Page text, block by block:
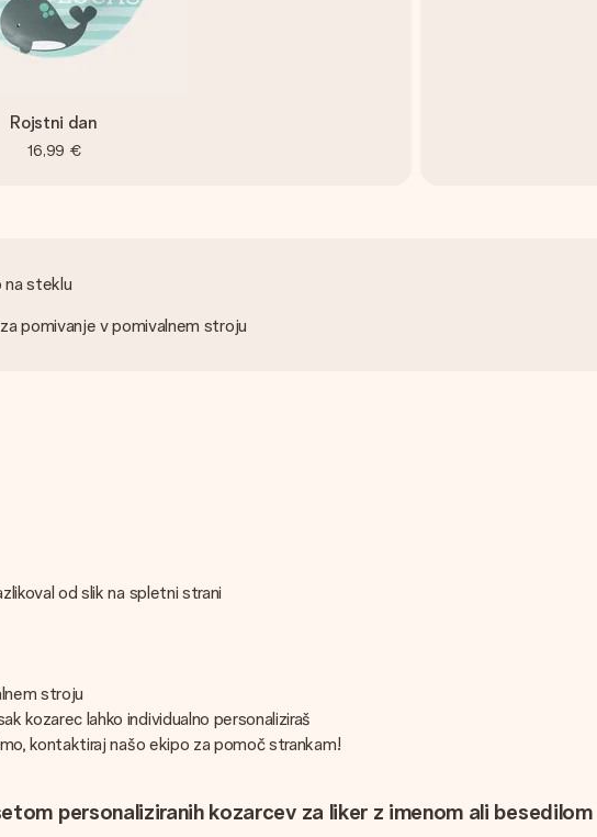
Rojstni dan
16,99 €
na steklu
pomivanje v pomivalnem stroju
od slik na spletni strani
stroju
kozarec lahko individualno personaliziraš
kontaktiraj našo ekipo za pomoč strankam!
personaliziranih kozarcev za liker z imenom ali besedilom